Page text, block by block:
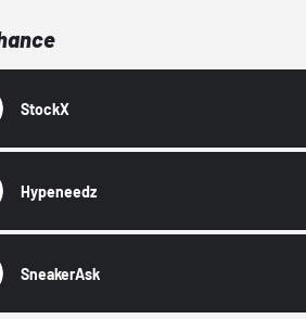
StockX
Hypeneedz
SneakerAsk